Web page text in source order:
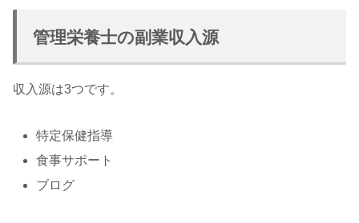
管理栄養士の副業収入源
収入源は3つです。
特定保健指導
食事サポート
ブログ